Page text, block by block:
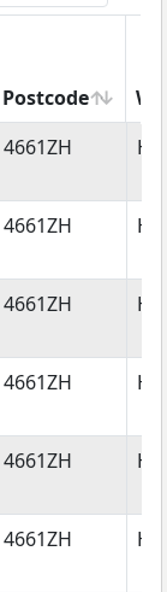
Postcode
Postcode
4661ZH
4661ZH
4661ZH
4661ZH
4661ZH
4661ZH